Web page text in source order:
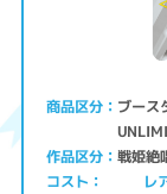
商品区分 ブース
作品区分 戦姫絶
コスト レ